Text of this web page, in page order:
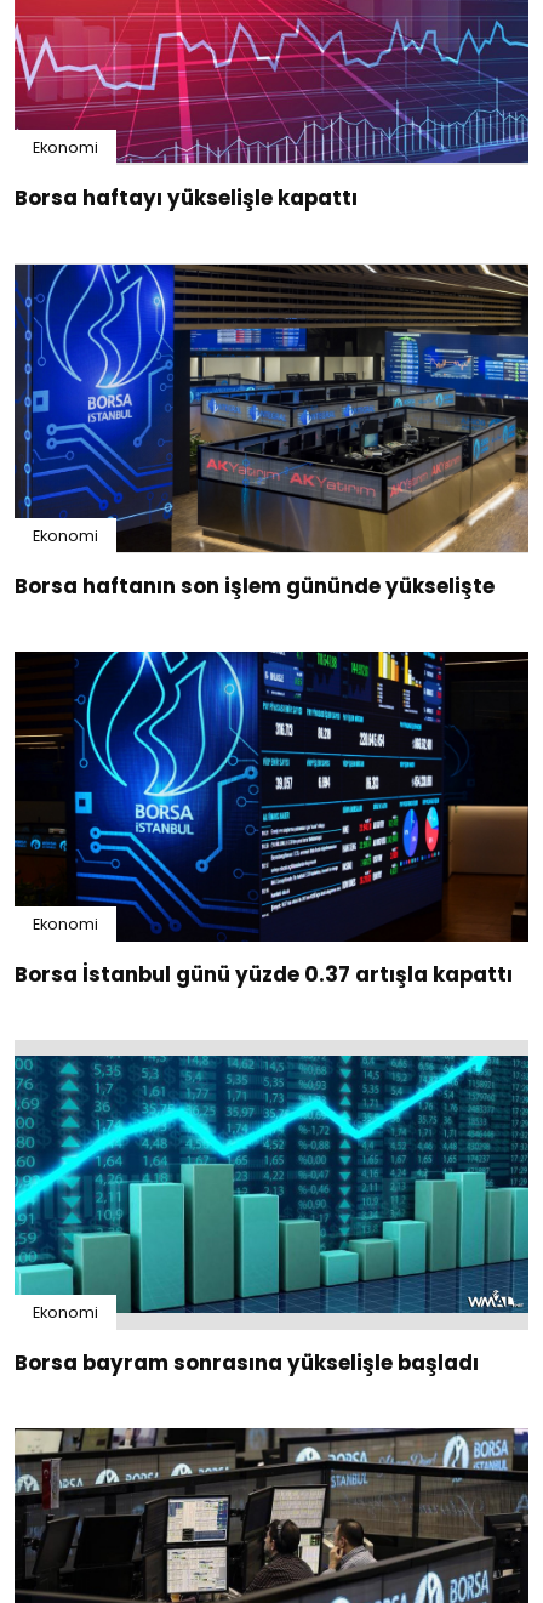
Ekonomi
Borsa haftayı yükselişle kapattı
Ekonomi
Borsa haftanın son işlem gününde yükselişte
Ekonomi
Borsa İstanbul günü yüzde 0.37 artışla kapattı
Ekonomi
Borsa bayram sonrasına yükselişle başladı